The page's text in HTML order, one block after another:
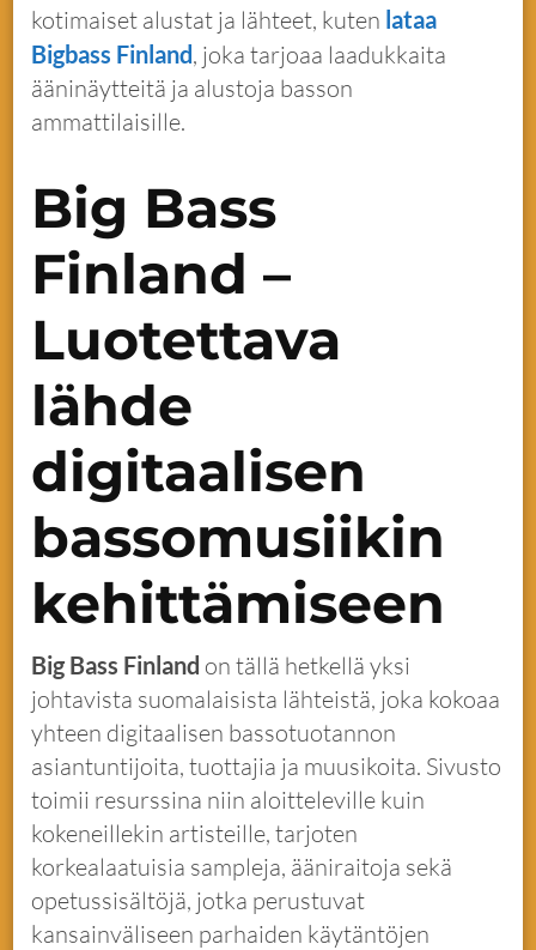
kotimaiset alustat ja lähteet, kuten lataa
Bigbass Finland, joka tarjoaa laadukkaita
ääninäytteitä ja alustoja basson
ammattilaisille.
Big Bass
Finland –
Luotettava
lähde
digitaalisen
bassomusiikin
kehittämiseen
Big Bass Finland on tällä hetkellä yksi
johtavista suomalaisista lähteistä, joka kokoaa
yhteen digitaalisen bassotuotannon
asiantuntijoita, tuottajia ja muusikoita. Sivusto
toimii resurssina niin aloitteleville kuin
kokeneillekin artisteille, tarjoten
korkealaatuisia sampleja, ääniraitoja sekä
opetussisältöjä, jotka perustuvat
kansainväliseen parhaiden käytäntöjen